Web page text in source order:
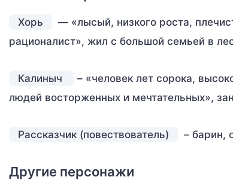
Хорь
— «лысый, низкого роста,
рационалист», жил с большой семьей в
Калиныч
– «человек лет сорока,
людей восторженных и мечтательных»,
Рассказчик (повествователь) – барин,
Другие персонажи